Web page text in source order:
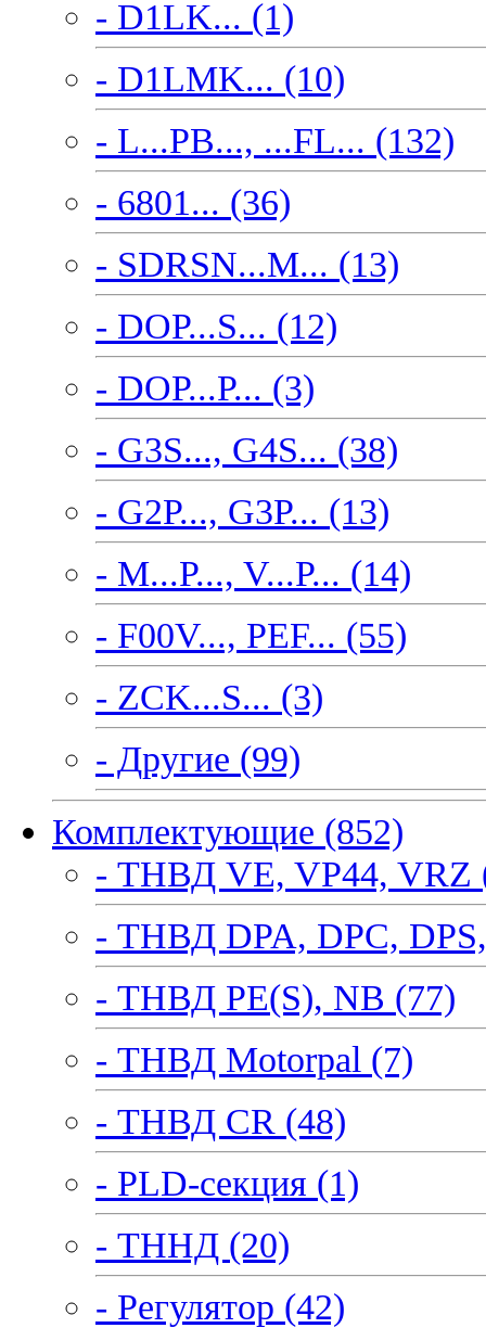
- D1LK... (1)
- D1LMK... (10)
- L...PB..., ...FL... (132)
- 6801... (36)
- SDRSN...M... (13)
- DOP...S... (12)
- DOP...P... (3)
- G3S..., G4S... (38)
- G2P..., G3P... (13)
- M...P..., V...P... (14)
- F00V..., PEF... (55)
- ZCK...S... (3)
- Другие (99)
Комплектующие (852)
- ТНВД VE, VP44, VRZ
- ТНВД DPA, DPC,
- ТНВД PE(S), NB (77)
- ТНВД Motorpal (7)
- ТНВД CR (48)
- PLD-секция (1)
- ТННД (20)
- Регулятор (42)